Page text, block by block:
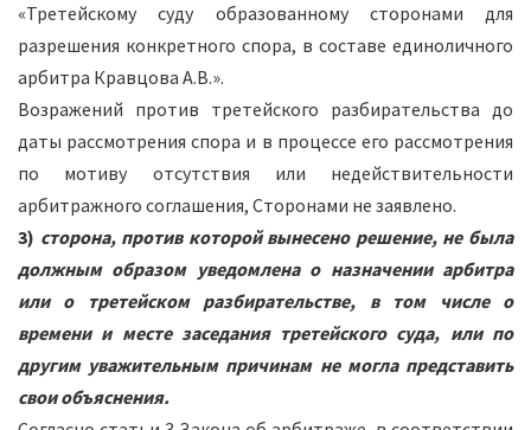
«Третейскому суду образованному сторонами для
разрешения конкретного спора, в составе единоличного
арбитра Кравцова А.В.».
Возражений против третейского разбирательства до
даты рассмотрения спора и в процессе его рассмотрения
по мотиву отсутствия или недействительности
арбитражного соглашения, Сторонами не заявлено.
3) сторона, против которой вынесено решение, не была
должным образом уведомлена о назначении арбитра
или о третейском разбирательстве, в том числе о
времени и месте заседания третейского суда, или по
другим уважительным причинам не могла представить
свои объяснения.